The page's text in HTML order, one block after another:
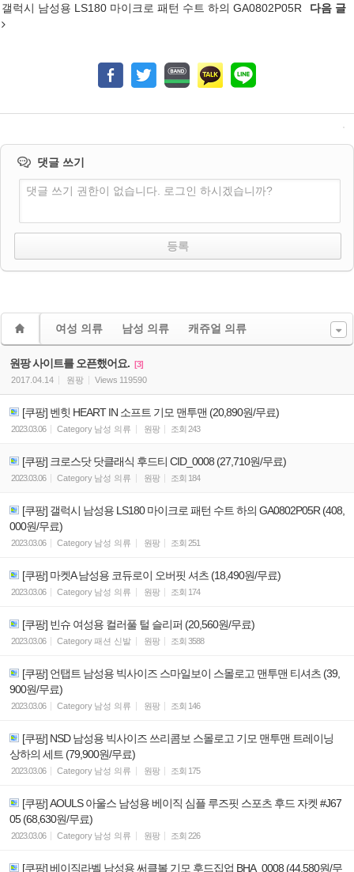
갤럭시 남성용 LS180 마이크로 패턴 수트 하의 GA0802P05R 다음 글
댓글 쓰기
댓글 쓰기 권한이 없습니다. 로그인 하시겠습니까?
여성 의류 남성 의류 캐쥬얼 의류
원팡 사이트를 오픈했어요. [3]
2017.04.14
원팡 Views 119590
[쿠팡] 벤힛 HEART IN 소프트 기모 맨투맨 (20,890원/무료)
2023.03.06 Category 남성 의류 원팡 조회 243
[쿠팡] 크로스닷 닷클래식 후드티 CID_0008 (27,710원/무료)
2023.03.06 Category 남성 의류 원팡 조회 184
[쿠팡] 갤럭시 남성용 LS180 마이크로 패턴 수트 하의 GA0802P05R (408,
000원/무료)
2023.03.06 Category 남성 의류 원팡 조회 251
[쿠팡] 마켓A 남성용 코듀로이 오버핏 셔츠 (18,490원/무료)
2023.03.06 Category 남성 의류 원팡 조회 174
[쿠팡] 빈슈 여성용 컬러풀 털 슬리퍼 (20,560원/무료)
2023.03.06 Category패션 신발 원팡 조회 3588
[쿠팡] 언탭트 남성용 빅사이즈 스마일보이 스몰로고 맨투맨 티셔츠 (39,
900원/무료)
2023.03.06 Category 남성 의류 원팡 조회 146
[쿠팡] NSD 남성용 빅사이즈 쓰리콤보 스몰로고 기모 맨투맨 트레이닝
상하의 세트 (79,900원/무료)
2023.03.06 Category 남성 의류 원팡 조회 175
[쿠팡] AOULS 아울스 남성용 베이직 심플 루즈핏 스포츠 후드 자켓 #J67
05 (68,630원/무료)
2023.03.06 Category 남성 의류 원팡 조회 226
[쿠팡] 베이직라벨 남성용 써클볼 기모 후드집업 BHA_0008 (44,580원/무